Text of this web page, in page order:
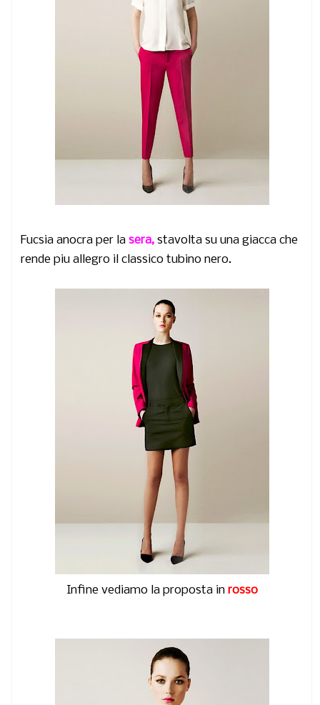
Fucsia anocra per lasera, stavolta su una giacca che
rende piu allegro il classico tubino nero.
Infine vediamo la proposta inrosso